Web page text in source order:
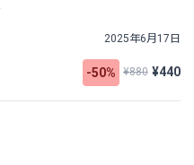
-50% ¥880 ¥440
2025年6月17日